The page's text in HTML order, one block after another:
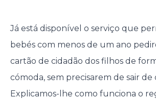
Já está disponível o serviço que
bebés com menos de um ano
cartão de cidadão dos filhos de
cómoda, sem precisarem de sair de
Explicamos-lhe como funciona o